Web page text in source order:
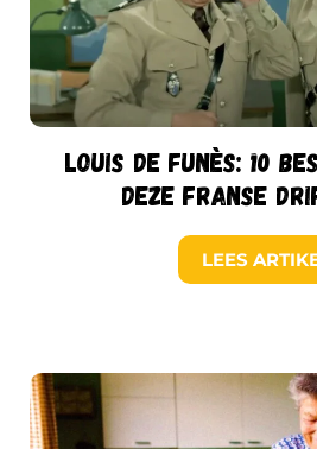
Louis de Funès: 10
deze Franse
LEES